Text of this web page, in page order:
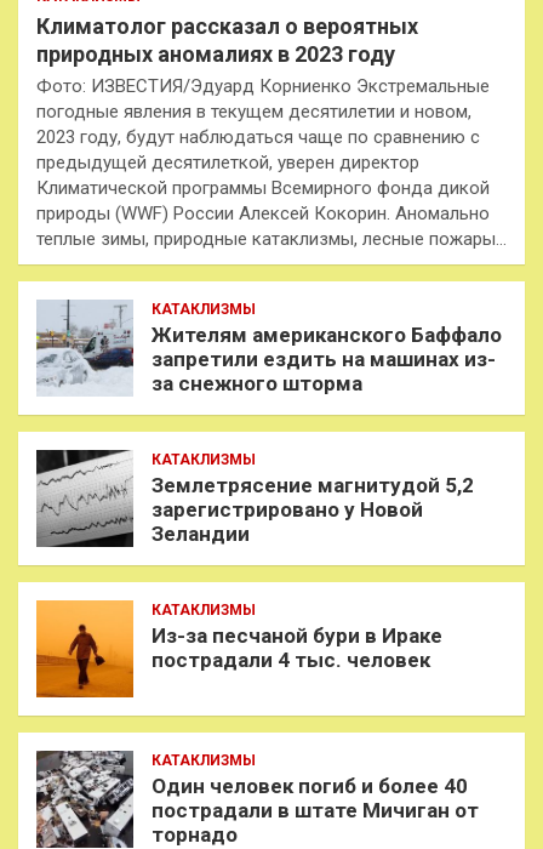
Климатолог рассказал о вероятных
природных аномалиях в 2023 году
Фото: ИЗВЕСТИЯ/Эдуард Корниенко Экстремальные
погодные явления в текущем десятилетии и новом,
2023 году, будут наблюдаться чаще по сравнению с
предыдущей десятилеткой, уверен директор
Климатической программы Всемирного фонда дикой
природы (WWF) России Алексей Кокорин. Аномально
теплые зимы, природные катаклизмы, лесные пожары…
КАТАКЛИЗМЫ
Жителям американского Баффало
запретили ездить на машинах из-
за снежного шторма
КАТАКЛИЗМЫ
Землетрясение магнитудой 5,2
зарегистрировано у Новой
Зеландии
КАТАКЛИЗМЫ
Из-за песчаной бури в Ираке
пострадали 4 тыс. человек
КАТАКЛИЗМЫ
Один человек погиб и более 40
пострадали в штате Мичиган от
торнадо